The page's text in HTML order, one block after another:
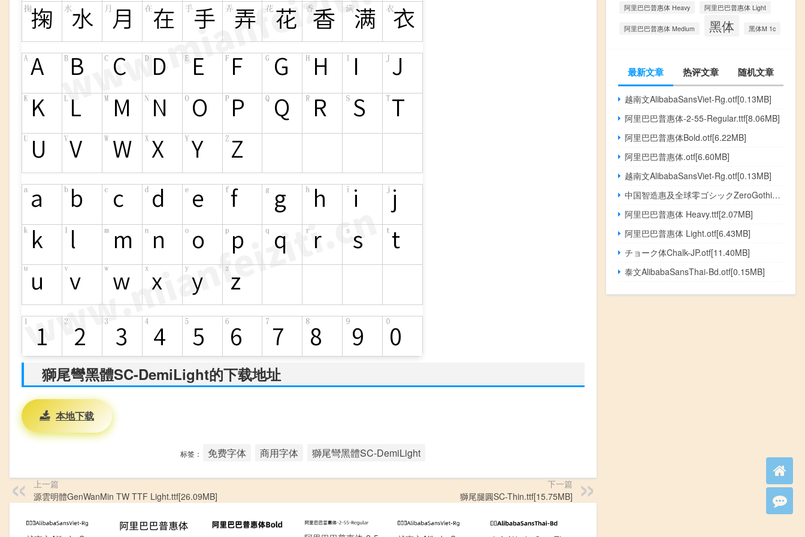
獅尾彎黑體SC-DemiLight的下载地址
本地下载
标签： 免费字体 商用字体 獅尾彎黑體SC-DemiLight
上一篇
源雲明體GenWanMin TW TTF Light.ttf[26.09MB]
下一篇
獅尾腿圓SC-Thin.ttf[15.75MB]
阿里巴巴普惠体 Heavy 阿里巴巴普惠体 Light
阿里巴巴普惠体 Medium 黑体 黑体M 1c
最新文章 热评文章 随机文章
越南文AlibabaSansViet-Rg.otf[0.13MB]
阿里巴巴普惠体-2-55-Regular.ttf[8.06MB]
阿里巴巴普惠体Bold.otf[6.22MB]
阿里巴巴普惠体.otf[6.60MB]
越南文AlibabaSansViet-Rg.otf[0.13MB]
中国智造惠及全球零ゴシックZeroGothic.otf[4.36MB]
阿里巴巴普惠体 Heavy.ttf[2.07MB]
阿里巴巴普惠体 Light.otf[6.43MB]
チョーク体Chalk-JP.otf[11.40MB]
泰文AlibabaSansThai-Bd.otf[0.15MB]